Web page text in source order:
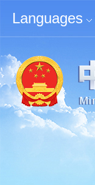
Languages